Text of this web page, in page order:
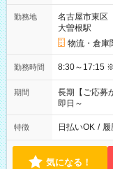
勤務地
名古屋市東区
大曽根駅
物流・倉庫
勤務時間
期間
長期【ご応募
即日～
特徴 日払いOK / 履
気になる！